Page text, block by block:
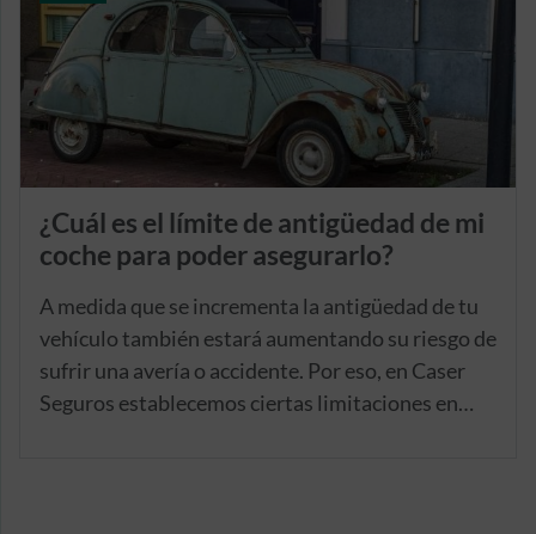
¿Cuál es el límite de antigüedad de mi
coche para poder asegurarlo?
A medida que se incrementa la antigüedad de tu
vehículo también estará aumentando su riesgo de
sufrir una avería o accidente. Por eso, en Caser
Seguros establecemos ciertas limitaciones en